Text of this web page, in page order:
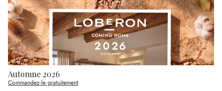
Automne 2026
Commandez-le gratuitement